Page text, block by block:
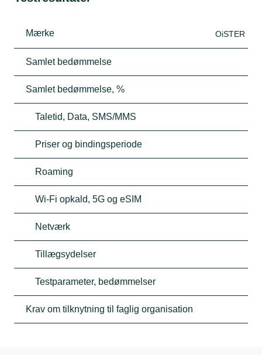
Mærke OiSTER
Samlet bedømmelse
Samlet bedømmelse, %
Taletid, Data, SMS/MMS
Priser og bindingsperiode
Roaming
Wi-Fi opkald, 5G og eSIM
Netværk
Tillægsydelser
Testparameter, bedømmelser
Krav om tilknytning til faglig organisation